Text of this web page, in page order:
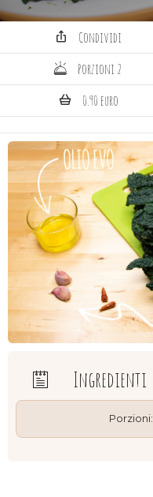
Condividi
Porzioni 2
0.90 euro
Ingredienti
Porzioni: